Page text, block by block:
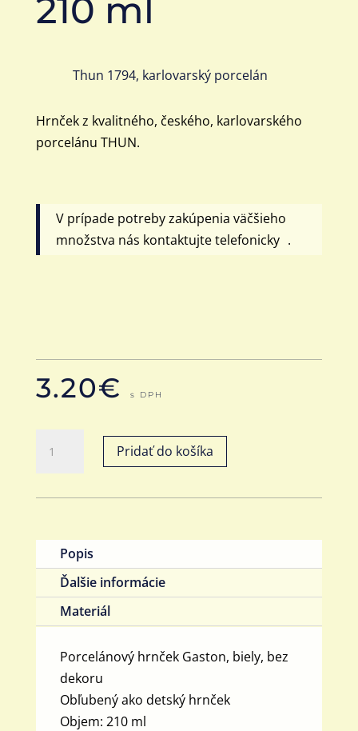
210 ml
Thun 1794, karlovarský porcelán
Hrnček z kvalitného, českého, karlovarského
porcelánu THUN.
V prípade potreby zakúpenia väčšieho
množstva nás kontaktujte telefonicky .
3.20€ s DPH
Hrnček
210
Pridať do košíka
Popis
Ďalšie informácie
Materiál
Porcelánový hrnček Gaston, biely, bez
dekoru
Obľubený ako detský hrnček
Objem: 210 ml